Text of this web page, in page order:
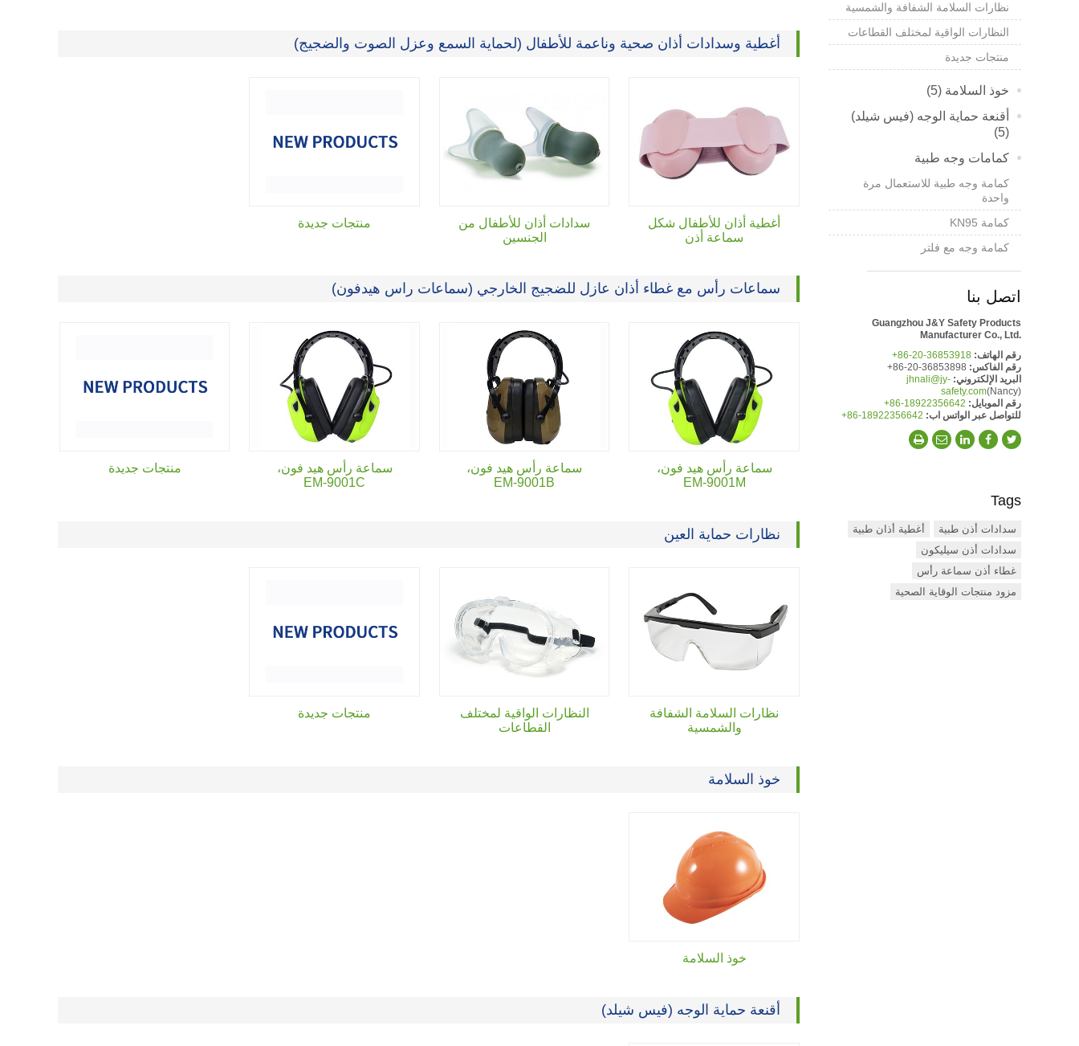
أغطية وسدادات أذان صحية وناعمة للأطفال (لحماية السمع وعزل الصوت والضجيج)
أغطية أذان للأطفال شكل
سماعة أذن
سدادات أذان للأطفال من
الجنسين
منتجات جديدة
سماعات رأس مع غطاء أذان عازل للضجيج الخارجي (سماعات راس هيدفون)
سماعة رأس هيد فون،
EM-9001M
سماعة رأس هيد فون،
EM-9001B
سماعة رأس هيد فون،
EM-9001C
منتجات جديدة
نظارات حماية العين
نظارات السلامة الشفافة
والشمسية
النظارات الواقية لمختلف
القطاعات
منتجات جديدة
خوذ السلامة
خوذ السلامة
أقنعة حماية الوجه (فيس شيلد)
نظارات السلامة الشفافة والشمسية
النظارات الواقية لمختلف القطاعات
منتجات جديدة
خوذ السلامة (5)
أقنعة حماية الوجه (فيس شيلد)
(5)
كمامات وجه طبية
كمامة وجه طبية للاستعمال مرة
واحدة
كمامة KN95
كمامة وجه مع فلتر
اتصل بنا
Guangzhou J&Y Safety Products
Manufacturer Co., Ltd.
رقم الهاتف: +86-20-36853918
رقم الفاكس: +86-20-36853898
البريد الإلكتروني: jhnali@jy-
safety.com(Nancy)
رقم الموبايل: +86-18922356642
للتواصل عبر الواتس اب: +86-18922356642
Tags
سدادات أذن طبية
أغطية أذان طبية
سدادات أذن سيليكون
غطاء أذن سماعة رأس
مزود منتجات الوقاية الصحية